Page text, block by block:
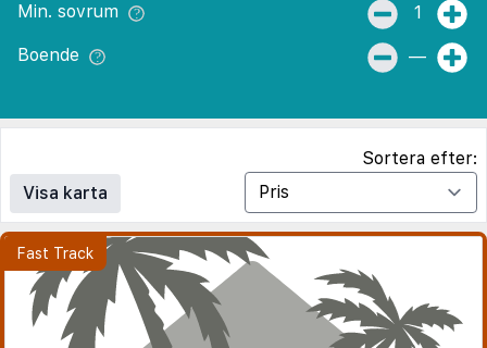
Min. sovrum 1
Boende —
Visa karta
Sortera efter: